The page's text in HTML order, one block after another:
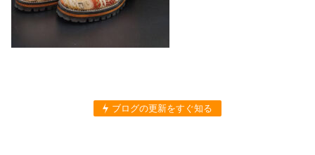
ブログの更新をすぐ知る